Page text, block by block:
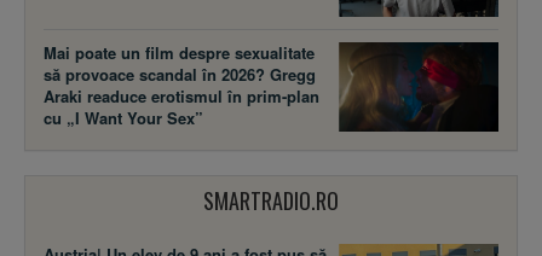
Mai poate un film despre sexualitate
să provoace scandal în 2026? Gregg
Araki readuce erotismul în prim-plan
cu „I Want Your Sex”
SMARTRADIO.RO